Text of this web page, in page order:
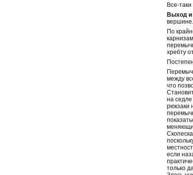
Все-
Выход и
вершине.
По
хребту
между
что
на
рюкзаки
если
только